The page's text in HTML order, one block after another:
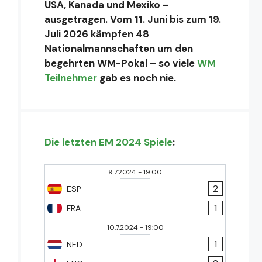
USA, Kanada und Mexiko –
ausgetragen. Vom 11. Juni bis zum 19.
Juli 2026 kämpfen 48
Nationalmannschaften um den
begehrten WM-Pokal – so vieleWM
Teilnehmer gab es noch nie.
Die letzten EM 2024 Spiele:
9.7.2024-19:00
ESP
FRA
2
1
10.7.2024-19:00
NED
1